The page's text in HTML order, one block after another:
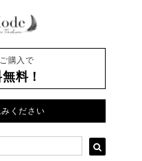
購入で
料！
ください